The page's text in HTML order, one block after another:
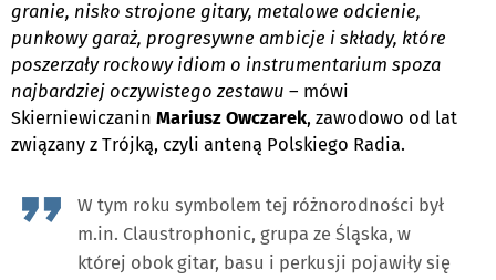
granie, nisko strojone gitary, metalowe odcienie,
punkowy garaż, progresywne ambicje i składy, które
poszerzały rockowy idiom o instrumentarium spoza
najbardziej oczywistego zestawu – mówi
Skierniewiczanin Mariusz Owczarek, zawodowo od lat
związany z Trójką, czyli anteną Polskiego Radia.
W tym roku symbolem tej różnorodności był
m.in. Claustrophonic, grupa ze Śląska, w
której obok gitar, basu i perkusji pojawiły się